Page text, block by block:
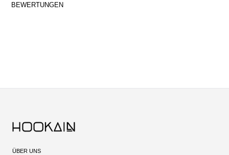
BEWERTUNGEN
ÜBER UNS